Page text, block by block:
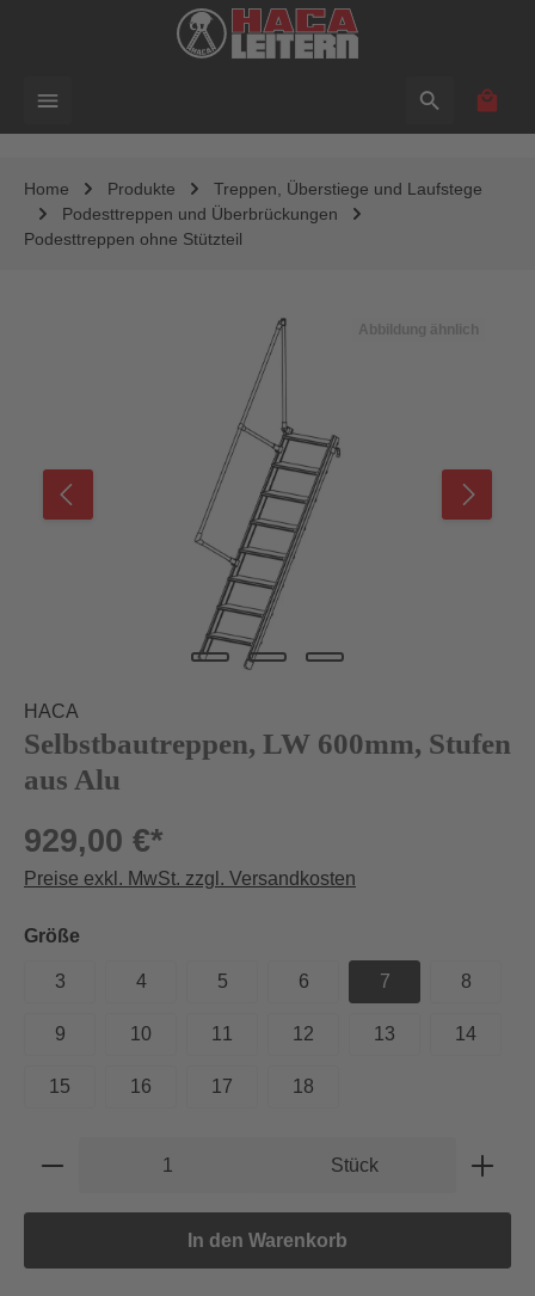
Home Produkte
Treppen, Überstiege und Laufstege
Podesttreppen und Überbrückungen
Podesttreppen ohne Stützteil
Abbildung ähnlich
HACA
Selbstbautreppen, LW 600mm, Stufen
aus Alu
929,00 €*
Preise exkl. MwSt. zzgl. Versandkosten
Größe
3 4 5 6 7 8
9 10 11 12 13 14
15 16 17 18
Produkt Anzahl: Gib den gewünschten
Stück
In den Warenkorb